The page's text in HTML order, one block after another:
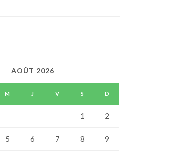
AOÛT 2026
M J V S D
1 2
5 6 7 8 9